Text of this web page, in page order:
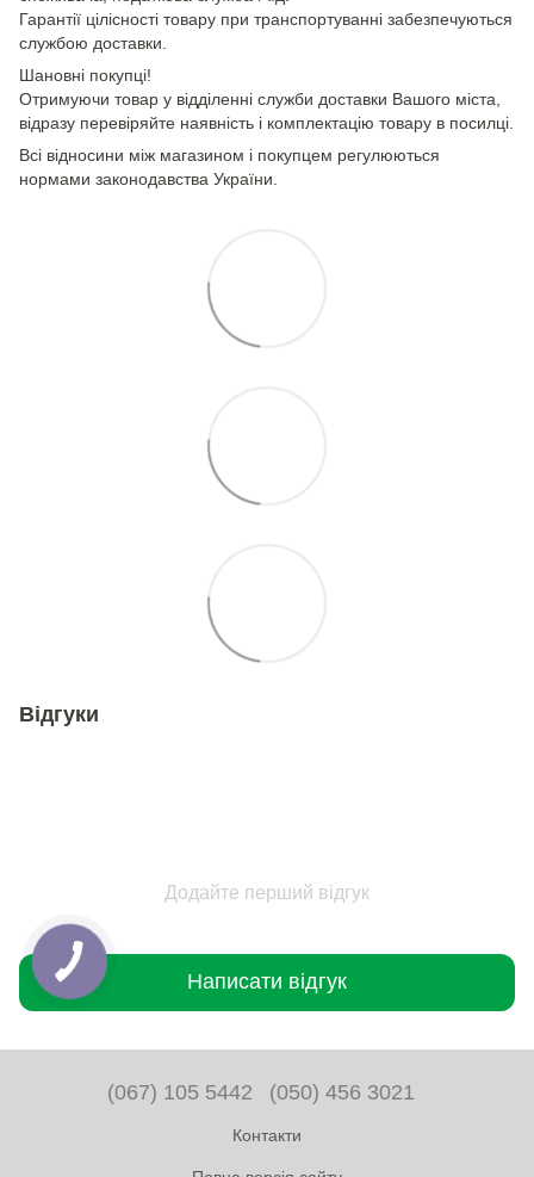
Гарантії цілісності товару при транспортуванні забезпечуються
службою доставки.
Шановні покупці!
Отримуючи товар у відділенні служби доставки Вашого міста,
відразу перевіряйте наявність і комплектацію товару в посилці.
Всі відносини між магазином і покупцем регулюються
нормами законодавства України.
Відгуки
Додайте перший відгук
Написати відгук
(067) 105 5442 (050) 456 3021
Контакти